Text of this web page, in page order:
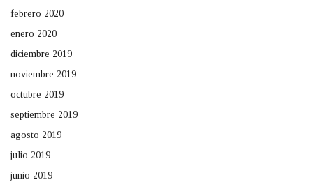
febrero 2020
enero 2020
diciembre 2019
noviembre 2019
octubre 2019
septiembre 2019
agosto 2019
julio 2019
junio 2019